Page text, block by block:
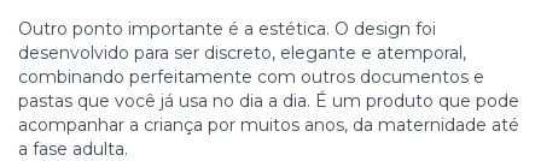
Outro ponto importante é a estética. O design foi
desenvolvido para ser discreto, elegante e atemporal,
combinando perfeitamente com outros documentos e
pastas que você já usa no dia a dia. É um produto que pode
acompanhar a criança por muitos anos, da maternidade até
a fase adulta.